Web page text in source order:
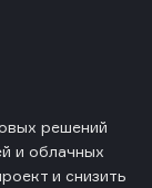
решений
и облачных
и снизить